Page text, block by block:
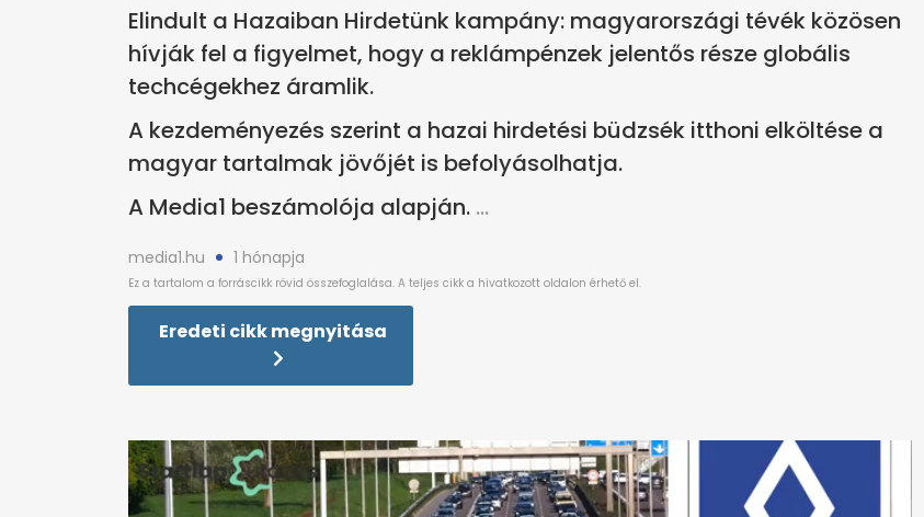
Elindult a Hazaiban Hirdetünk kampány: magyarországi tévék közösen
hívják fel a figyelmet, hogy a reklámpénzek jelentős része globális
techcégekhez áramlik.
A kezdeményezés szerint a hazai hirdetési büdzsék itthoni elköltése a
magyar tartalmak jövőjét is befolyásolhatja.
A Media1 beszámolója alapján.
media1.hu 1 hónapja
Eredeti cikk megnyitása